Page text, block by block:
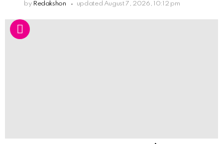
by Redakshon updated August 7, 2026, 10:12 pm